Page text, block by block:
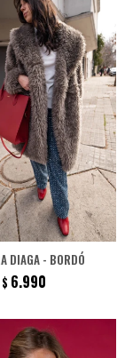
DIAGA - BORDÓ
$ 6.990